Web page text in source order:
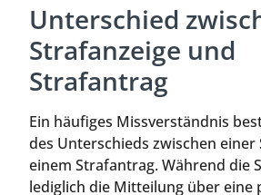
Unterschied
Strafanzeige und
Strafantrag
Ein häufiges Missverständnis
des Unterschieds zwischen einer
einem Strafantrag. Während die
lediglich die Mitteilung über eine